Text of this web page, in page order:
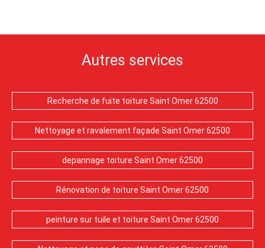
Autres services
Recherche de fuite toiture Saint Omer 62500
Nettoyage et ravalement façade Saint Omer 62500
depannage toiture Saint Omer 62500
Rénovation de toiture Saint Omer 62500
peinture sur tuile et toiture Saint Omer 62500